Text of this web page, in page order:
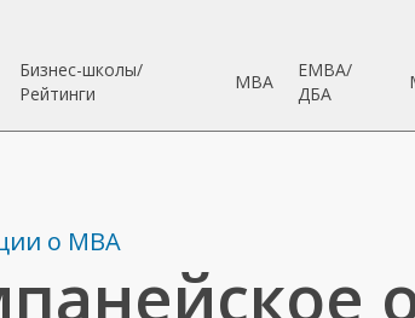
Бизнес-школы/
Рейтинги
MBA
EMBA/
ДБA
о МВА